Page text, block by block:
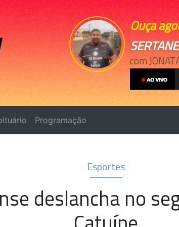
Ouça
com
Programação
Esportes
deslancha no